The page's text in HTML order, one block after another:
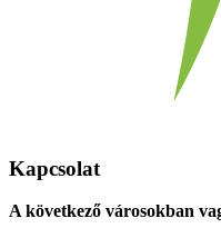
Kapcsolat
A következő városokban